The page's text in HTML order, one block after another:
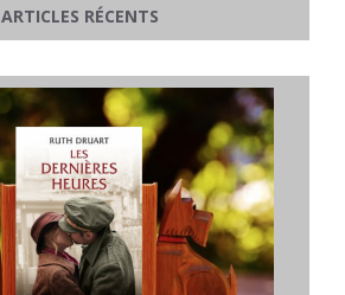
ARTICLES RÉCENTS